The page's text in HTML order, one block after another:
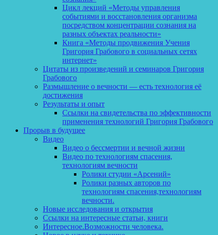
Цикл лекций «Методы управления
событиями и восстановления организма
посредством концентрации сознания на
разных объектах реальности»
Книга «Методы продвижения Учения
Григория Грабового в социальных сетях
интернет»
Цитаты из произведений и семинаров Григория
Грабового
Размышление о вечности — есть технология её
достижения
Результаты и опыт
Ссылки на свидетельства по эффективности
применения технологий Григория Грабового
Прорыв в будущее
Видео
Видео о бессмертии и вечной жизни
Видео по технологиям спасения,
технологиям вечности
Ролики студии «Арсений»
Ролики разных авторов по
технологиям спасения,технологиям
вечности.
Новые исследования и открытия
Ссылки на интересные статьи, книги
Интересное.Возможности человека.